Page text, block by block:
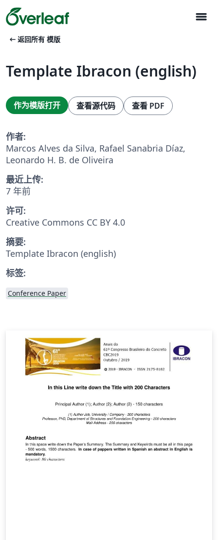
menu
arrow_left_alt 返回所有 模版
Template Ibracon (english)
作为模版打开 查看源代码 查看 PDF
作者:
Marcos Alves da Silva, Rafael Sanabria Díaz,
Leonardo H. B. de Oliveira
最近上传:
7 年前
许可:
Creative Commons CC BY 4.0
摘要:
Template Ibracon (english)
标签:
Conference Paper